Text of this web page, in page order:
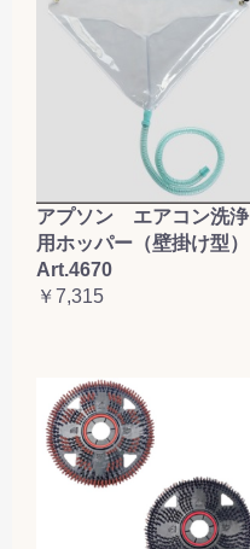
アプソン エアコン洗浄
用ホッパー（壁掛け型）
Art.4670
￥7,315